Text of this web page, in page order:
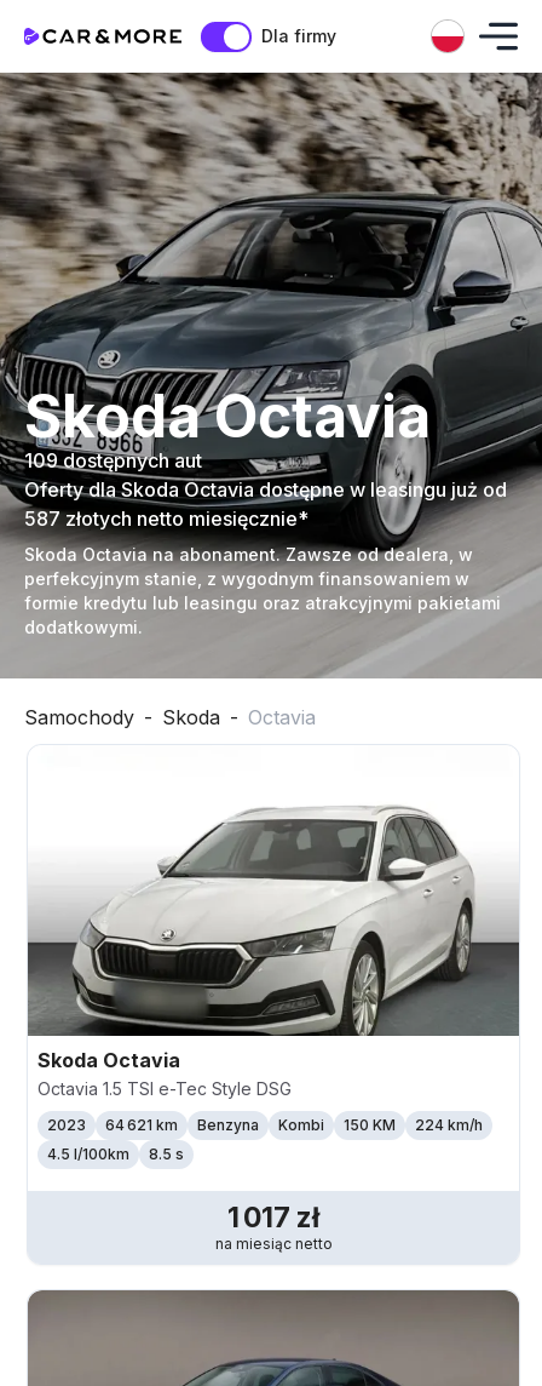
Dla firmy
Skoda Octavia
109 dostępnych aut
Oferty dla Skoda Octavia dostępne w leasingu już od
587 złotych netto miesięcznie*
Skoda Octavia na abonament. Zawsze od dealera, w
perfekcyjnym stanie, z wygodnym finansowaniem w
formie kredytu lub leasingu oraz atrakcyjnymi pakietami
dodatkowymi.
Samochody - Skoda - Octavia
Skoda Octavia
Octavia 1.5 TSI e-Tec Style DSG
2023 64 621 km Benzyna Kombi 150 KM 224 km/h
4.5 l/100km
8.5 s
1 017 zł
na miesiąc netto